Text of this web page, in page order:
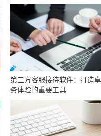
第三方客服接待软件：打造
务体验的重要工具